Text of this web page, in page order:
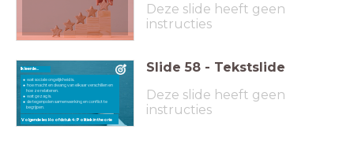
Deze slide heeft geen
instructies
wat sociale ongelijkheid is.
hoe macht en dwang van elkaar verschillen en
hoe ze relateren.
wat gezag is.
de tegenpolen samenwerking en conflict te
begrijpen.
Ik leerde...
Volgende les Hoofdstuk 4: Politiek in theorie
Slide 58 - Tekstslide
Deze slide heeft geen
instructies